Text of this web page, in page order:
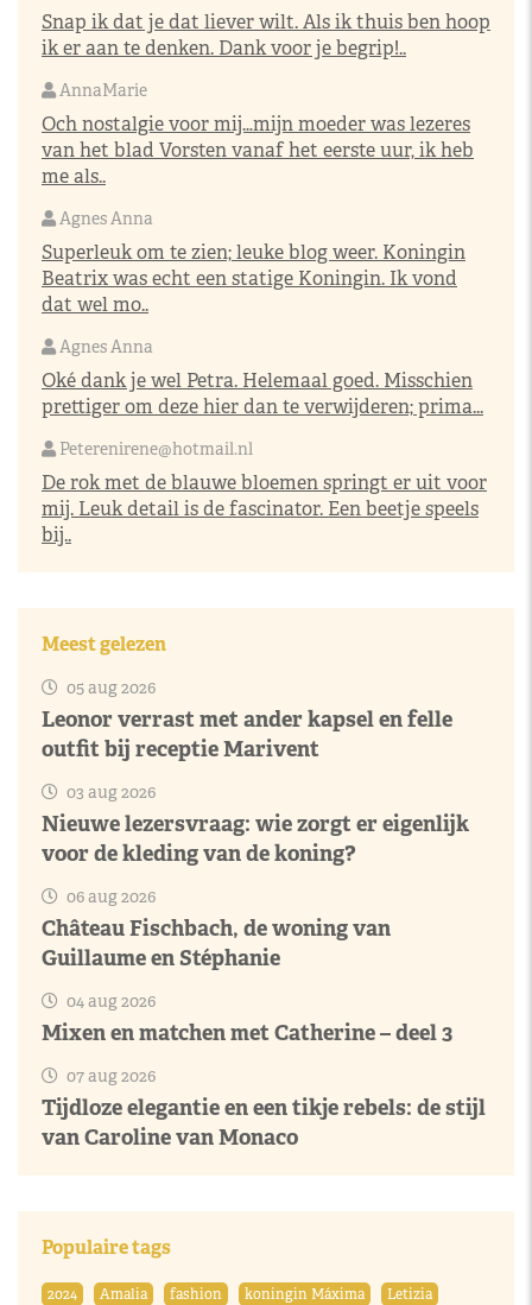
Snap ik dat je dat liever wilt. Als ik thuis ben hoop
ik er aan te denken. Dank voor je begrip!..
AnnaMarie
Och nostalgie voor mij…mijn moeder was lezeres
van het blad Vorsten vanaf het eerste uur, ik heb
me als..
Agnes Anna
Superleuk om te zien; leuke blog weer. Koningin
Beatrix was echt een statige Koningin. Ik vond
dat wel mo..
Agnes Anna
Oké dank je wel Petra. Helemaal goed. Misschien
prettiger om deze hier dan te verwijderen; prima...
Peterenirene@hotmail.nl
De rok met de blauwe bloemen springt er uit voor
mij. Leuk detail is de fascinator. Een beetje speels
bij..
Meest gelezen
05 aug 2026
Leonor verrast met ander kapsel en felle
outfit bij receptie Marivent
03 aug 2026
Nieuwe lezersvraag: wie zorgt er eigenlijk
voor de kleding van de koning?
06 aug 2026
Château Fischbach, de woning van
Guillaume en Stéphanie
04 aug 2026
Mixen en matchen met Catherine – deel 3
07 aug 2026
Tijdloze elegantie en een tikje rebels: de stijl
van Caroline van Monaco
Populaire tags
2024 Amalia fashion koningin Máxima
Letizia